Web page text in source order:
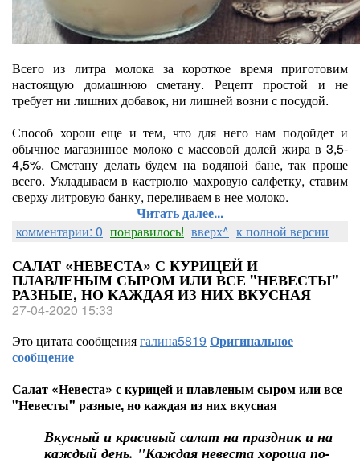
Всего из литра молока за короткое время приготовим
настоящую домашнюю сметану. Рецепт простой и не
требует ни лишних добавок, ни лишней возни с посудой.
Способ хорош еще и тем, что для него нам подойдет и
обычное магазинное молоко с массовой долей жира в 3,5-
4,5%. Сметану делать будем на водяной бане, так проще
всего. Укладываем в кастрюлю махровую салфетку, ставим
сверху литровую банку, переливаем в нее молоко.
Читать далее...
комментарии: 0 понравилось! вверх^ к полной версии
САЛАТ «НЕВЕСТА» С КУРИЦЕЙ И
ПЛАВЛЕНЫМ СЫРОМ ИЛИ ВСЕ "НЕВЕСТЫ"
РАЗНЫЕ, НО КАЖДАЯ ИЗ НИХ ВКУСНАЯ
27-04-2020 15:33
Это цитата сообщениягалина5819 Оригинальное
сообщение
Салат «Невеста» с курицей и плавленым сыром или все
"Невесты" разные, но каждая из них вкусная
Вкусный и красивый салат на праздник и на
каждый день. "Каждая невеста хороша по-